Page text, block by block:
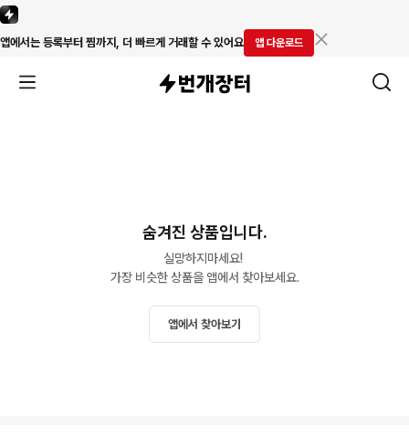
앱에서는 등록부터 찜까지, 더 빠르게 거래할 수 있어요 앱 다운로드
숨겨진 상품입니다.
실망하지마세요!
가장 비슷한 상품을 앱에서 찾아보세요.
앱에서 찾아보기